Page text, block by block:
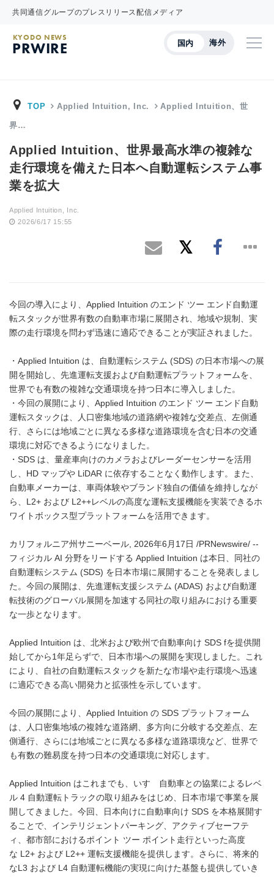
共同通信グループのプレスリリース配信メディア
国内 海外
KYODO NEWS
PRWIRE
TOP Applied Intuition, Inc. Applied Intuition、世
界…
Applied Intuition、世界最高水準の複雑な
走行環境を備えた日本へ自動運転システム事
業を拡大
Applied Intuition, Inc.
2026/6/17 15:55
今回の導入により、Applied Intuition のエンド ツー エンド自動運
転スタックが世界有数の自動車市場に展開され、地域や規制、実
際の走行環境を問わず迅速に適応できることが実証されました。
・Applied Intuition は、自動運転システム (SDS) の日本市場への展
開を開始し、先進運転支援および自動運転プラットフォームを、
世界でも有数の複雑な交通環境を持つ日本に導入しました。
・今回の展開により、Applied Intuition のエンド ツー エンド自動
運転スタックは、人口密集地域の道路網や複雑な交差点、左側通
行、さらには地域ごとに異なる多様な道路環境を含む日本の交通
環境に対応できるようになりました。
・SDS は、量産車向けのカメラおよびレーダーセンサーを活用
し、HD マップや LiDAR に依存することなく動作します。また、
自動車メーカーは、車両体験やブランド独自の価値を維持しなが
ら、L2+ および L2++レベルの高度な運転支援機能を実装できるホ
ワイトボックス型プラットフォームを活用できます。
カリフォルニア州サニーベール, 2026年6月17日 /PRNewswire/ --
フィジカル AI 分野をリードする Applied Intuition は本日、同社の
自動運転システム (SDS) を日本市場に展開することを発表しまし
た。今回の展開は、先進運転支援システム (ADAS) および自動運
転技術のグローバル展開を加速する同社の取り組みにおける重要
な一歩となります。
Applied Intuition は、北米および欧州で自動車向け SDS fを提供開
始してから1年足らずで、日本市場への展開を実現しました。これ
により、自社の自動運転スタックを新たな市場や走行環境へ迅速
に適応できる高い開発力と拡張性を示しています。
今回の展開により、Applied Intuition の SDS プラットフォーム
は、人口密集地域の複雑な道路網、多方向に分岐する交差点、左
側通行、さらには地域ごとに異なる多様な道路環境など、世界で
も有数の難易度を持つ日本の交通環境に対応します。
Applied Intuition はこれまでも、いすゞ自動車との協業によるレベ
ル 4 自動運転トラックの取り組みをはじめ、日本市場で事業を展
開してきました。今回、日本向けに自動車向け SDS を本格展開す
ることで、インテリジェントパーキング、アクティブセーフテ
ィ、都市部におけるポイント ツー ポイント走行といった高度
な L2+ および L2++ 運転支援機能を提供します。さらに、将来的
なL3 および L4 自動運転機能の実現に向けた基盤も提供していき